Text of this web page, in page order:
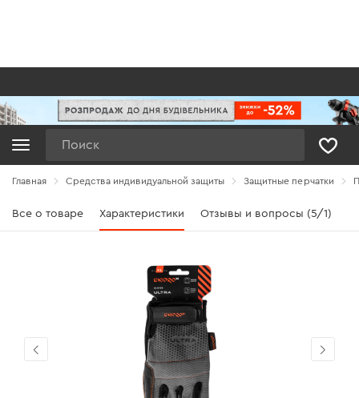
Главная Средства индивидуальной защиты Защитные перчатки
Все о товаре Характеристики Отзывы и вопросы (5/1)